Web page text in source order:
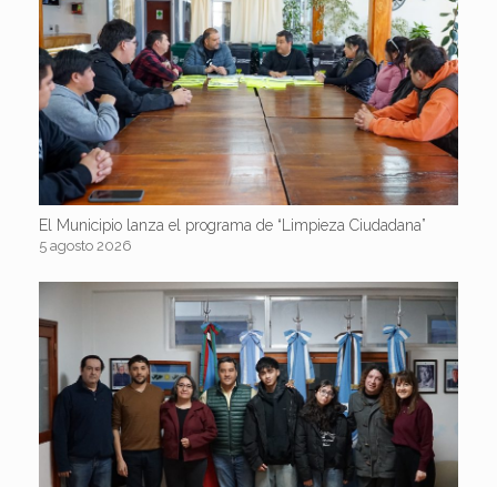
El Municipio lanza el programa de “Limpieza Ciudadana”
5 agosto 2026